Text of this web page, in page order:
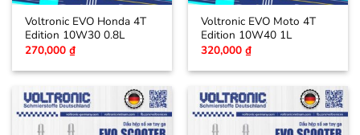
Voltronic EVO Honda 4T
Edition 10W30 0.8L
270,000₫
Voltronic EVO Moto 4T
Edition 10W40 1L
320,000₫